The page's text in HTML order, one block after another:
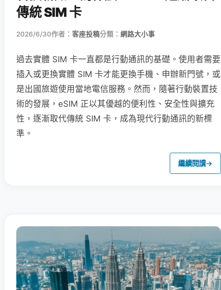
傳統 SIM 卡
2026/6/30作者： 客座投稿分類： 網路大小事
過去實體 SIM 卡一直都是行動通訊的基礎。使用者需要
插入或更換實體 SIM 卡才能更換手機、申辦新門號，或
是出國旅遊使用當地電信服務。然而，隨著行動裝置技
術的發展，eSIM 正以其優越的便利性、安全性與擴充
性，逐漸取代傳統 SIM 卡，成為現代行動通訊的新標
準。
繼續閱讀→